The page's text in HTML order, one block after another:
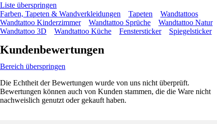
Liste überspringen
Farben, Tapeten & Wandverkleidungen
Tapeten
Wandtattoos
Wandtattoo Kinderzimmer
Wandtattoo Sprüche
Wandtattoo Natur
Wandtattoo 3D
Wandtattoo Küche Fenstersticker Spiegelsticker
Kundenbewertungen
Bereich überspringen
Die Echtheit der Bewertungen wurde von uns nicht überprüft.
Bewertungen können auch von Kunden stammen, die die Ware nicht
nachweislich genutzt oder gekauft haben.